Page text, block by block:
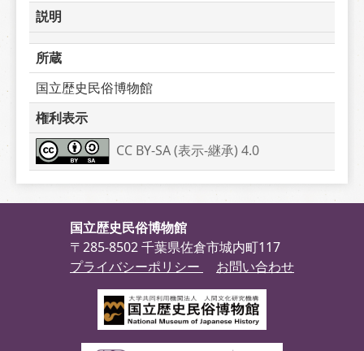
説明
所蔵
国立歴史民俗博物館
権利表示
CC BY-SA (表示-継承) 4.0
国立歴史民俗博物館
〒285-8502 千葉県佐倉市城内町117
プライバシーポリシー
お問い合わせ